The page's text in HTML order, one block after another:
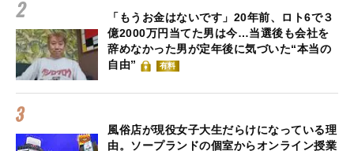
「もうお金はないです」20年前、ロト6で３
億2000万円当てた男は今…当選後も会社を
辞めなかった男が定年後に気づいた“本当の
自由”
有料
風俗店が現役女子大生だらけになっている理
由。ソープランドの個室からオンライン授業